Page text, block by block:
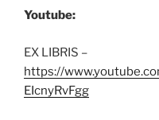
Youtube:
EX LIBRIS –
https://
EIcnyRvFgg